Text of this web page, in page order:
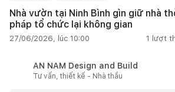
Nhà vườn tại Ninh Bình gìn giữ nhà
pháp tổ chức lại không gian
27/06/2026, lúc 10:00 1 lượt
AN NAM Design and Build
Tư vấn, thiết kế - Nhà thầu